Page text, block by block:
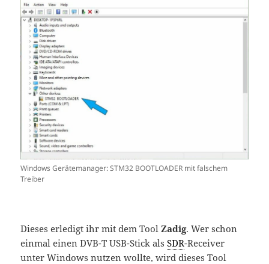
Windows Gerätemanager: STM32 BOOTLOADER mit falschem
Treiber
Dieses erledigt ihr mit dem Tool Zadig. Wer schon
einmal einen DVB-T USB-Stick alsSDR-Receiver
unter Windows nutzen wollte, wird dieses Tool